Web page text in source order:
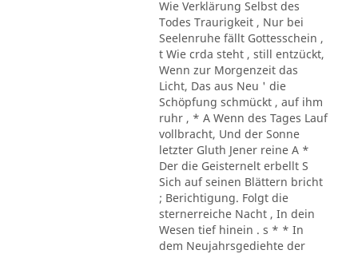
Wie Verklärung Selbst des
Todes Traurigkeit , Nur bei
Seelenruhe fällt Gottesschein ,
t Wie crda steht , still entzückt,
Wenn zur Morgenzeit das
Licht, Das aus Neu ' die
Schöpfung schmückt , auf ihm
ruhr , * A Wenn des Tages Lauf
vollbracht, Und der Sonne
letzter Gluth Jener reine A *
Der die Geisternelt erbellt S
Sich auf seinen Blättern bricht
; Berichtigung. Folgt die
sternerreiche Nacht , In dein
Wesen tief hinein . s * * In
dem Neujahrsgediehte der